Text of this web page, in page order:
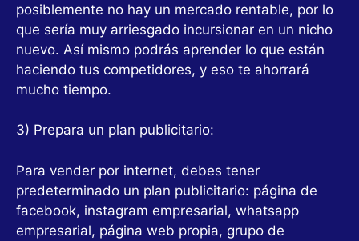
posiblemente no hay un mercado rentable, por lo
que sería muy arriesgado incursionar en un nicho
nuevo. Así mismo podrás aprender lo que están
haciendo tus competidores, y eso te ahorrará
mucho tiempo.
3) Prepara un plan publicitario:
Para vender por internet, debes tener
predeterminado un plan publicitario: página de
facebook, instagram empresarial, whatsapp
empresarial, página web propia, grupo de